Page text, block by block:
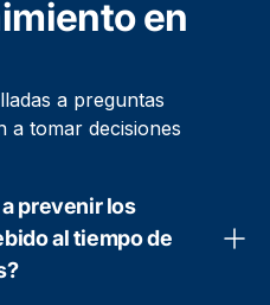
en
a preguntas
a tomar decisiones
prevenir los
al tiempo de